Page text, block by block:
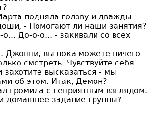
подняла голову и дважды
- Помогают ли наши занятия?
До-о-о... - закивали со всех
Джонни, вы пока можете ничего
смотреть. Чувствуйте себя
захотите высказаться - мы
об этом. Итак, Демон?
громила с неприятным взглядом.
домашнее задание группы?